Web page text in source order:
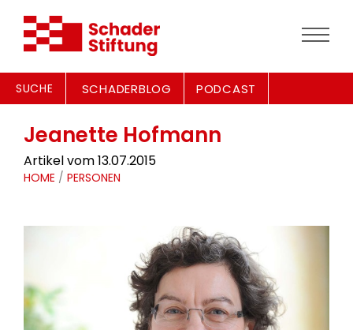
SUCHE SCHADERBLOG PODCAST
Jeanette Hofmann
Artikel vom 13.07.2015
HOME / PERSONEN